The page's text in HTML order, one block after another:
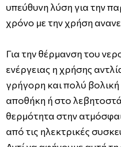
υπεύθυνη λύση για την
χρόνο με την χρήση
Για την θέρμανση του
ενέργειας η χρήσης
γρήγορη και πολύ
αποθήκη ή στο
θερμότητα στην
από τις ηλεκτρικές